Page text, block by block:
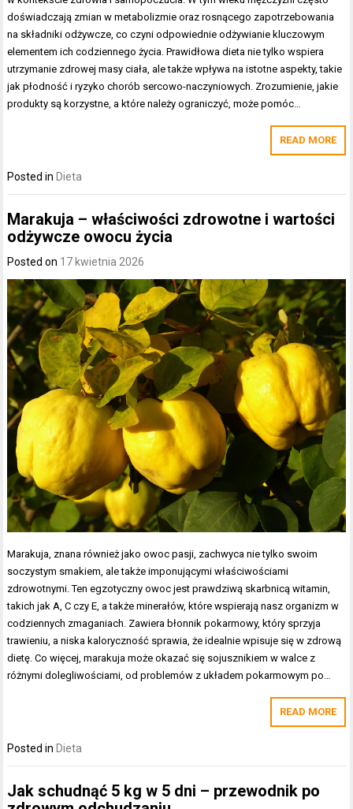
doświadczają zmian w metabolizmie oraz rosnącego zapotrzebowania
na składniki odżywcze, co czyni odpowiednie odżywianie kluczowym
elementem ich codziennego życia. Prawidłowa dieta nie tylko wspiera
utrzymanie zdrowej masy ciała, ale także wpływa na istotne aspekty, takie
jak płodność i ryzyko chorób sercowo-naczyniowych. Zrozumienie, jakie
produkty są korzystne, a które należy ograniczyć, może pomóc…
READ MORE
Posted in Dieta
Marakuja – właściwości zdrowotne i wartości
odżywcze owocu życia
Posted on 17 kwietnia 2026
Marakuja, znana również jako owoc pasji, zachwyca nie tylko swoim
soczystym smakiem, ale także imponującymi właściwościami
zdrowotnymi. Ten egzotyczny owoc jest prawdziwą skarbnicą witamin,
takich jak A, C czy E, a także minerałów, które wspierają nasz organizm w
codziennych zmaganiach. Zawiera błonnik pokarmowy, który sprzyja
trawieniu, a niska kaloryczność sprawia, że idealnie wpisuje się w zdrową
dietę. Co więcej, marakuja może okazać się sojusznikiem w walce z
różnymi dolegliwościami, od problemów z układem pokarmowym po…
READ MORE
Posted in Dieta
Jak schudnąć 5 kg w 5 dni – przewodnik po